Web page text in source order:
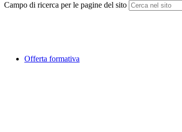
Campo di ricerca per le pagine del sito
Offerta formativa